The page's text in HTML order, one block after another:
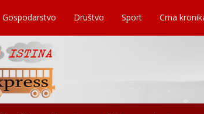
Gospodarstvo Društvo Sport Crna